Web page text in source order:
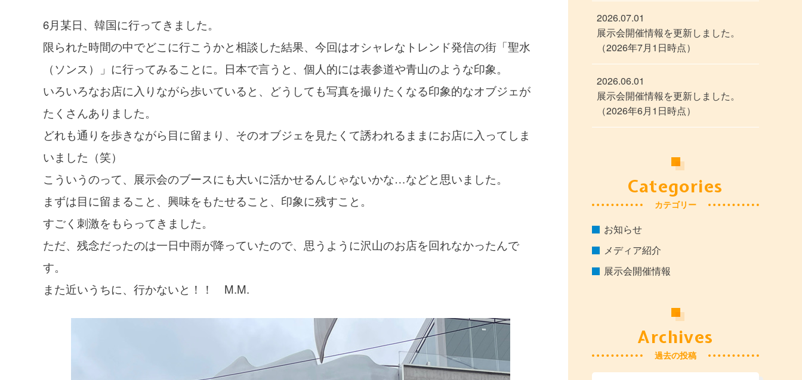
6月某日、韓国に行ってきました。
限られた時間の中でどこに行こうかと相談した結果、今回はオシャレなトレンド発信の街「聖水
（ソンス）」に行ってみることに。日本で言うと、個人的には表参道や青山のような印象。
いろいろなお店に入りながら歩いていると、どうしても写真を撮りたくなる印象的なオブジェが
たくさんありました。
どれも通りを歩きながら目に留まり、そのオブジェを見たくて誘われるままにお店に入ってしま
いました（笑）
こういうのって、展示会のブースにも大いに活かせるんじゃないかな…などと思いました。
まずは目に留まること、興味をもたせること、印象に残すこと。
すごく刺激をもらってきました。
ただ、残念だったのは一日中雨が降っていたので、思うように沢山のお店を回れなかったんで
す。
また近いうちに、行かないと！！ M.M.
2026.07.01
展示会開催情報を更新しました。
（2026年7月1日時点）
2026.06.01
展示会開催情報を更新しました。
（2026年6月1日時点）
Categories
カテゴリー
お知らせ
メディア紹介
展示会開催情報
Archives
過去の投稿